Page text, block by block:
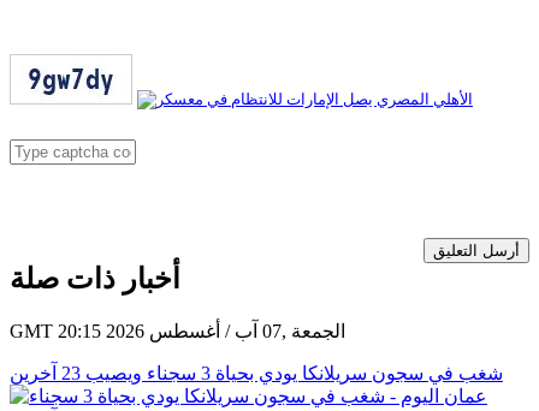
أرسل التعليق
أخبار ذات صلة
GMT 20:15 2026 الجمعة ,07 آب / أغسطس
شغب في سجون سريلانكا يودي بحياة 3 سجناء ويصيب 23 آخرين